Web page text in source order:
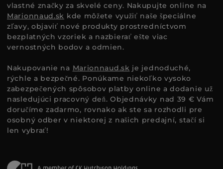
vlastné značky za skvelé ceny. Nakupujte online na
Marionnaud.sk kde môžete využiť naše špeciálne
zľavy, objaviť nové produkty prostredníctvom
bezplatných vzoriek a nazbierať ešte viac
vernostných bodov a odmien.
Nakupovanie na Marionnaud.sk je jednoduché,
rýchle a bezpečné. Ponúkame niekoľko vysoko
zabezpečených spôsobov platby online a dodanie už
nasledujúci pracovný deň. Objednávky nad 39 € Vám
doručíme zadarmo, rovnako ak ste sa rozhodli pre
osobný odber v niektorej z našich predajní, stačí si
len vybrať!